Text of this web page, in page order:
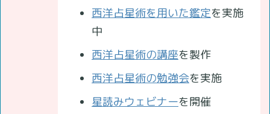
西洋占星術を用いた鑑定を実施
中
西洋占星術の講座を製作
西洋占星術の勉強会を実施
星読みウェビナーを開催